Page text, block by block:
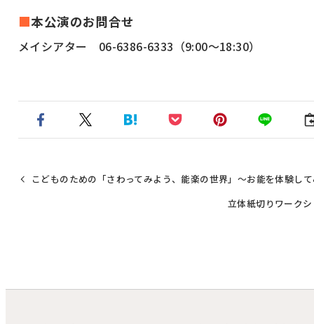
■本公演のお問合せ
メイシアター 06-6386-6333（9:00～18:30）
こどものための「さわってみよう、能楽の世界」～お能を体験し
立体紙切りワーク